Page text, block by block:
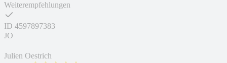
Weiterempfehlungen
ID 4597897383
JO
Julien Oestrich